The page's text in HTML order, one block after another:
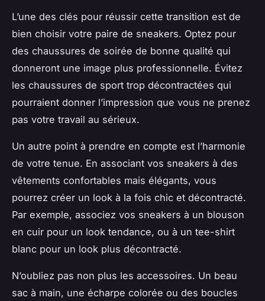
L’une des clés pour réussir cette transition est de
bien choisir votre paire de sneakers. Optez pour
des chaussures de soirée de bonne qualité qui
donneront une image plus professionnelle. Évitez
les chaussures de sport trop décontractées qui
pourraient donner l’impression que vous ne prenez
pas votre travail au sérieux.
Un autre point à prendre en compte est l’harmonie
de votre tenue. En associant vos sneakers à des
vêtements confortables mais élégants, vous
pourrez créer un look à la fois chic et décontracté.
Par exemple, associez vos sneakers à un blouson
en cuir pour un look tendance, ou à un tee-shirt
blanc pour un look plus décontracté.
N’oubliez pas non plus les accessoires. Un beau
sac à main, une écharpe colorée ou des boucles